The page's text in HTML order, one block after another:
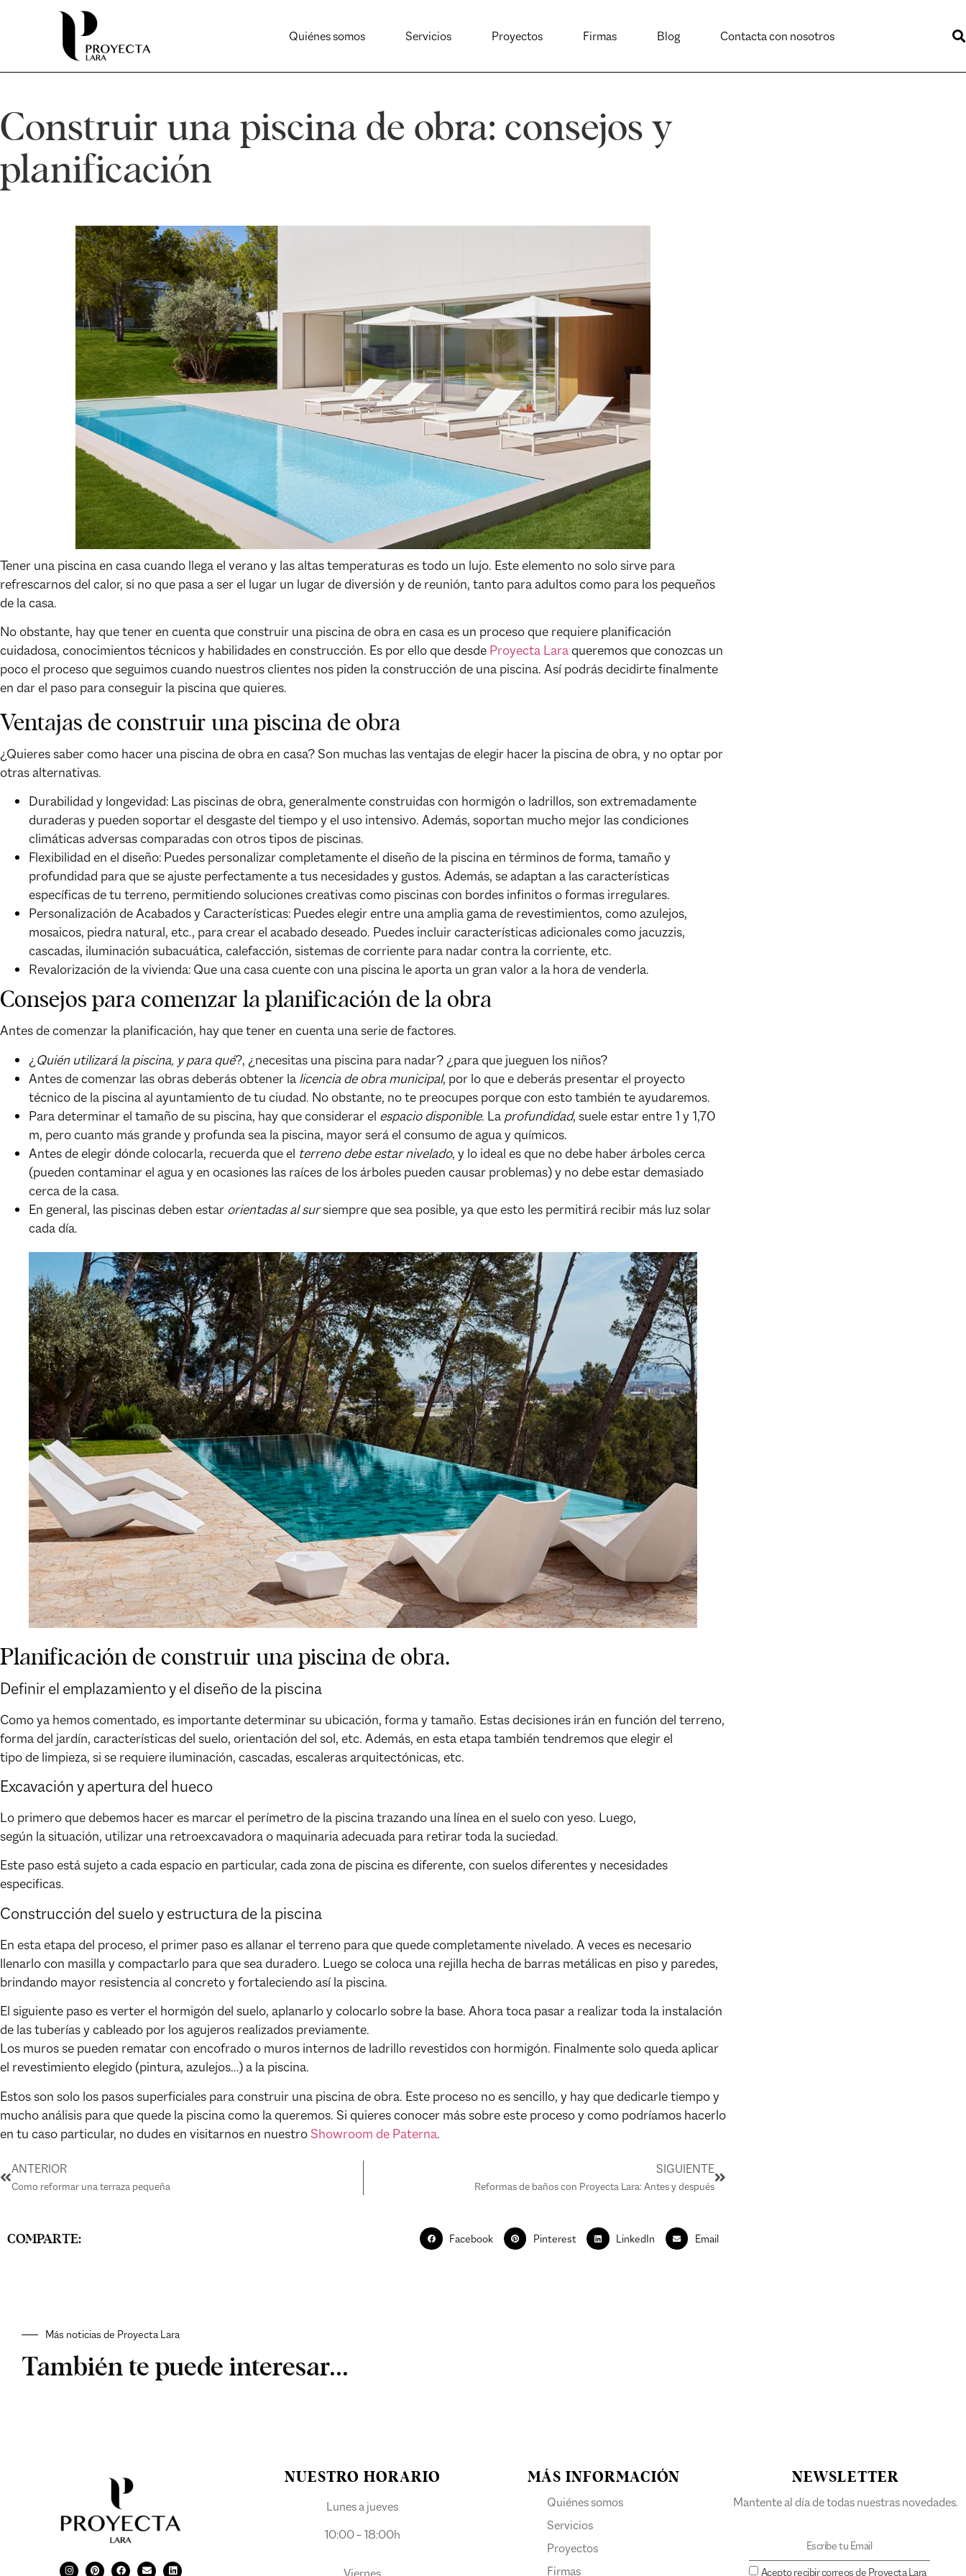
Quiénes somos Servicios Proyectos Firmas Blog Contacta con nosotros
Construir una piscina de obra: consejos y
planificación
Tener una piscina en casa cuando llega el verano y las altas temperaturas es todo un lujo. Este elemento no solo sirve para
refrescarnos del calor, si no que pasa a ser el lugar un lugar de diversión y de reunión, tanto para adultos como para los pequeños
de la casa.
No obstante, hay que tener en cuenta que construir una piscina de obra en casa es un proceso que requiere planificación
cuidadosa, conocimientos técnicos y habilidades en construcción. Es por ello que desde Proyecta Laraqueremos que conozcas un
poco el proceso que seguimos cuando nuestros clientes nos piden la construcción de una piscina. Así podrás decidirte finalmente
en dar el paso para conseguir la piscina que quieres.
Ventajas de construir una piscina de obra
¿Quieres saber como hacer una piscina de obra en casa? Son muchas las ventajas de elegir hacer la piscina de obra, y no optar por
otras alternativas.
Durabilidad y longevidad: Las piscinas de obra, generalmente construidas con hormigón o ladrillos, son extremadamente
duraderas y pueden soportar el desgaste del tiempo y el uso intensivo. Además, soportan mucho mejor las condiciones
climáticas adversas comparadas con otros tipos de piscinas.
Flexibilidad en el diseño: Puedes personalizar completamente el diseño de la piscina en términos de forma, tamaño y
profundidad para que se ajuste perfectamente a tus necesidades y gustos. Además, se adaptan a las características
específicas de tu terreno, permitiendo soluciones creativas como piscinas con bordes infinitos o formas irregulares.
Personalización de Acabados y Características: Puedes elegir entre una amplia gama de revestimientos, como azulejos,
mosaicos, piedra natural, etc., para crear el acabado deseado. Puedes incluir características adicionales como jacuzzis,
cascadas, iluminación subacuática, calefacción, sistemas de corriente para nadar contra la corriente, etc.
Revalorización de la vivienda: Que una casa cuente con una piscina le aporta un gran valor a la hora de venderla.
Consejos para comenzar la planificación de la obra
Antes de comenzar la planificación, hay que tener en cuenta una serie de factores.
¿ Quién utilizará la piscina, y para qué?, ¿necesitas una piscina para nadar? ¿para que jueguen los niños?
Antes de comenzar las obras deberás obtener la licencia de obra municipal, por lo que e deberás presentar el proyecto
técnico de la piscina al ayuntamiento de tu ciudad. No obstante, no te preocupes porque con esto también te ayudaremos.
Para determinar el tamaño de su piscina, hay que considerar el espacio disponible. La profundidad, suele estar entre 1 y 1,70
m, pero cuanto más grande y profunda sea la piscina, mayor será el consumo de agua y químicos.
Antes de elegir dónde colocarla, recuerda que el terreno debe estar nivelado, y lo ideal es que no debe haber árboles cerca
(pueden contaminar el agua y en ocasiones las raíces de los árboles pueden causar problemas) y no debe estar demasiado
cerca de la casa.
En general, las piscinas deben estar orientadas al sursiempre que sea posible, ya que esto les permitirá recibir más luz solar
cada día.
Planificación de construir una piscina de obra.
Definir el emplazamiento y el diseño de la piscina
Como ya hemos comentado, es importante determinar su ubicación, forma y tamaño. Estas decisiones irán en función del terreno,
forma del jardín, características del suelo, orientación del sol, etc. Además, en esta etapa también tendremos que elegir el
tipo de limpieza, si se requiere iluminación, cascadas, escaleras arquitectónicas, etc.
Excavación y apertura del hueco
Lo primero que debemos hacer es marcar el perímetro de la piscina trazando una línea en el suelo con yeso. Luego,
según la situación, utilizar una retroexcavadora o maquinaria adecuada para retirar toda la suciedad.
Este paso está sujeto a cada espacio en particular, cada zona de piscina es diferente, con suelos diferentes y necesidades
especificas.
Construcción del suelo y estructura de la piscina
En esta etapa del proceso, el primer paso es allanar el terreno para que quede completamente nivelado. A veces es necesario
llenarlo con masilla y compactarlo para que sea duradero. Luego se coloca una rejilla hecha de barras metálicas en piso y paredes,
brindando mayor resistencia al concreto y fortaleciendo así la piscina.
El siguiente paso es verter el hormigón del suelo, aplanarlo y colocarlo sobre la base. Ahora toca pasar a realizar toda la instalación
de las tuberías y cableado por los agujeros realizados previamente.
Los muros se pueden rematar con encofrado o muros internos de ladrillo revestidos con hormigón. Finalmente solo queda aplicar
el revestimiento elegido (pintura, azulejos…) a la piscina.
Estos son solo los pasos superficiales para construir una piscina de obra. Este proceso no es sencillo, y hay que dedicarle tiempo y
mucho análisis para que quede la piscina como la queremos. Si quieres conocer más sobre este proceso y como podríamos hacerlo
en tu caso particular, no dudes en visitarnos en nuestro Showroom de Paterna.
ANTERIOR
Como reformar una terraza pequeña
SIGUIENTE
Reformas de baños con Proyecta Lara: Antes y después
COMPARTE: Facebook Pinterest LinkedIn Email
Más noticias de Proyecta Lara
También te puede interesar...
NUESTRO HORARIO
Lunes a jueves
10:00 – 18:00h
MÁS INFORMACIÓN
Quiénes somos
Servicios
Proyectos
Firmas
NEWSLETTER
Mantente al día de todas nuestras novedades.
Acepto recibir correos de Proyecta Lara